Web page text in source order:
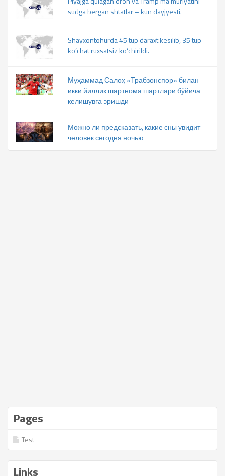
sudga bergan shtatlar – kun dayjyesti.
Shayxontohurda 45 tup daraxt kesilib, 35 tup
ko‘chat ruxsatsiz ko‘chirildi.
Муҳаммад Салоҳ «Трабзонспор» билан
икки йиллик шартнома шартлари бўйича
келишувга эришди
Можно ли предсказать, какие сны увидит
человек сегодня ночью
Pages
Test
Links